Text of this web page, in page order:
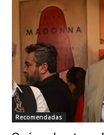
Recomendadas